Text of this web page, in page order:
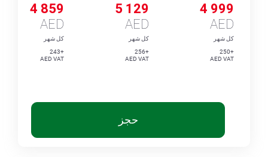
4 999
AED
كل شهر
+250
AED VAT
5 129
AED
كل شهر
+256
AED VAT
4 859
AED
كل شهر
+243
AED VAT
حجز